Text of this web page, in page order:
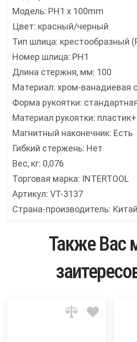
Модель: PH1 x 100mm
Цвет: красный/черный
Тип шлица: крестообразный
Номер шлица: PH1
Длина стержня, мм: 100
Материал: хром-ванадиевая
Форма рукоятки:
Материал рукоятки:
Магнитный наконечник: Есть
Гибкий стержень: Нет
Вес, кг: 0,076
Торговая марка: INTERTOOL
Артикул: VT-3137
Страна-производитель: Китай
Также Вас